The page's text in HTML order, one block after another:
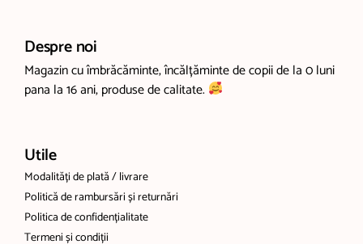
Despre noi
Magazin cu îmbrăcăminte, încălțăminte de copii de la 0 luni
pana la 16 ani, produse de calitate.
Utile
Modalități de plată / livrare
Politică de rambursări și returnări
Politica de confidențialitate
Termeni și condiții